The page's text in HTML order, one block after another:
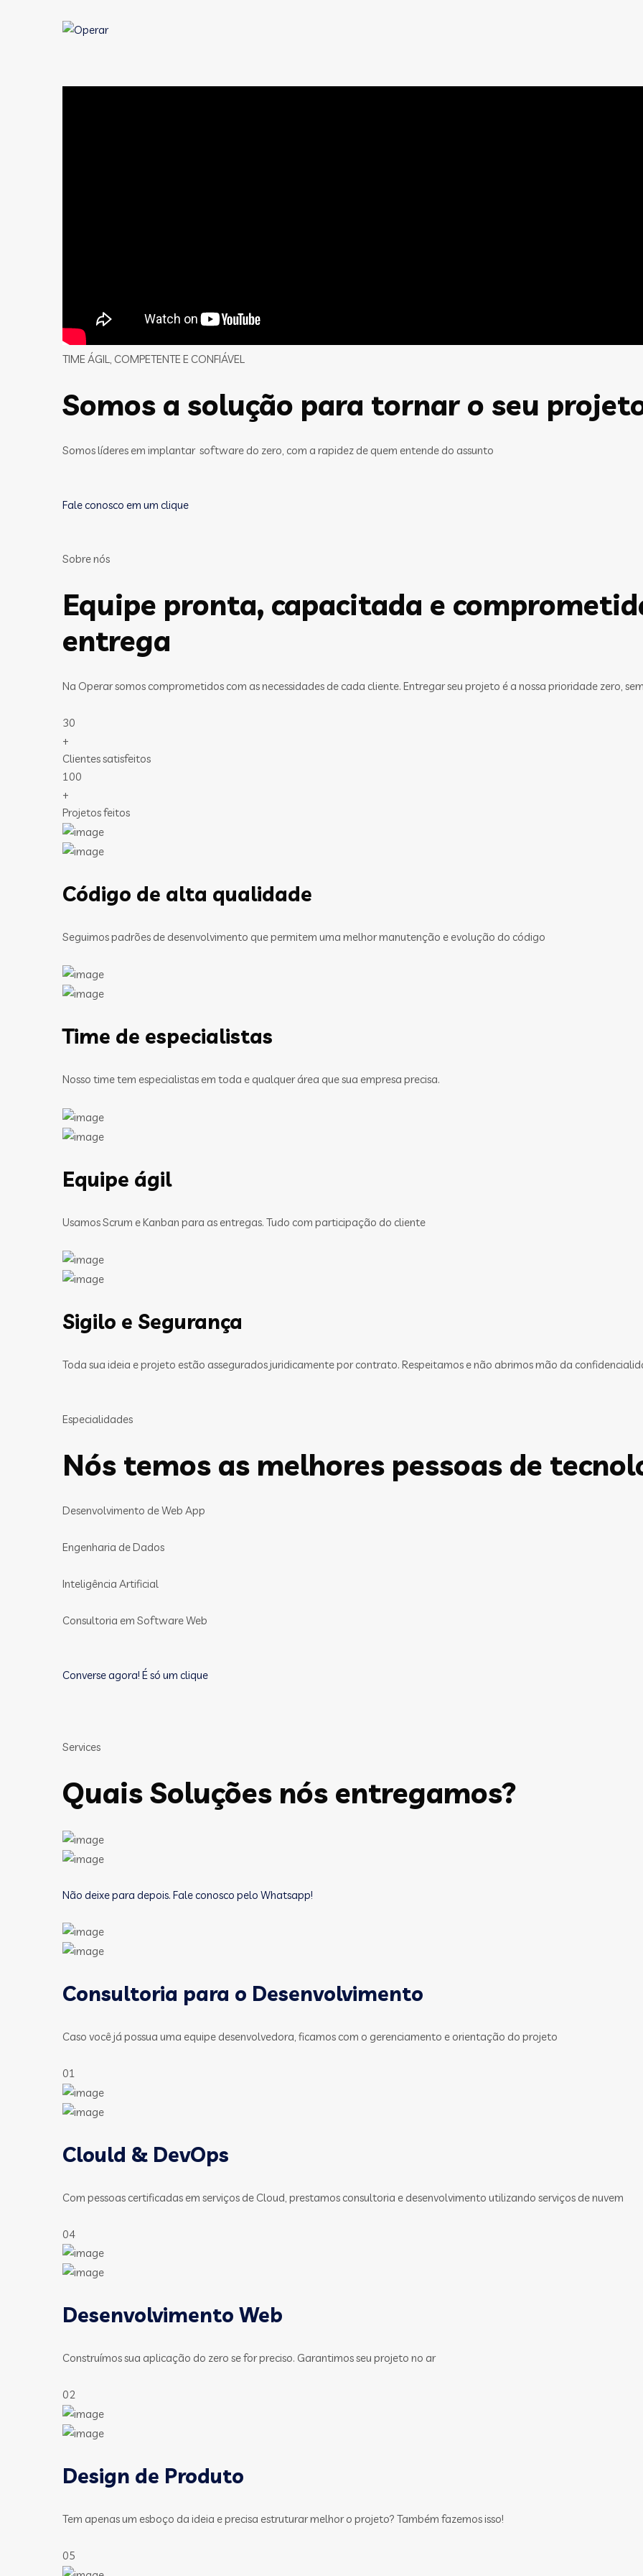
TIME ÁGIL, COMPETENTE E CONFIÁVEL
Somos a solução para tornar o seu
Somos líderes em implantar software do zero, com a rapidez de quem entende do assunto
Fale conosco em um clique
Sobre nós
Equipe pronta, capacitada e
entrega
Na Operar somos comprometidos com as necessidades de cada cliente. Entregar seu projeto é a nossa prioridade zero,
30
+
Clientes satisfeitos
100
+
Projetos feitos
Código de alta qualidade
Seguimos padrões de desenvolvimento que permitem uma melhor manutenção e evolução do código
Time de especialistas
Nosso time tem especialistas em toda e qualquer área que sua empresa precisa.
Equipe ágil
Usamos Scrum e Kanban para as entregas. Tudo com participação do cliente
Sigilo e Segurança
Toda sua ideia e projeto estão assegurados juridicamente por contrato. Respeitamos e não abrimos mão da
Especialidades
Nós temos as melhores pessoas de
Desenvolvimento de Web App
Engenharia de Dados
Inteligência Artificial
Consultoria em Software Web
Converse agora! É só um clique
Services
Quais Soluções nós entregamos?
Não deixe para depois. Fale conosco pelo Whatsapp!
Consultoria para o Desenvolvimento
Caso você já possua uma equipe desenvolvedora, ficamos com o gerenciamento e orientação do projeto
01
Clould & DevOps
Com pessoas certificadas em serviços de Cloud, prestamos consultoria e desenvolvimento utilizando serviços de nuvem
04
Desenvolvimento Web
Construímos sua aplicação do zero se for preciso. Garantimos seu projeto no ar
02
Design de Produto
Tem apenas um esboço da ideia e precisa estruturar melhor o projeto? Também fazemos isso!
05